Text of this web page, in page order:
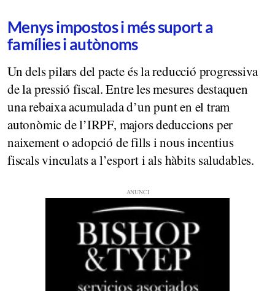
Menys impostos i més suport a
famílies i autònoms
Un dels pilars del pacte és la reducció progressiva
de la pressió fiscal. Entre les mesures destaquen
una rebaixa acumulada d’un punt en el tram
autonòmic de l’IRPF, majors deduccions per
naixement o adopció de fills i nous incentius
fiscals vinculats a l’esport i als hàbits saludables.